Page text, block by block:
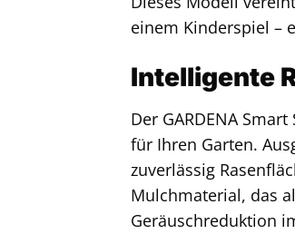
einem Kinderspiel –
Intelligente
Der GARDENA
für Ihren Garten.
zuverlässig
Mulchmaterial, das
Geräuschreduktion